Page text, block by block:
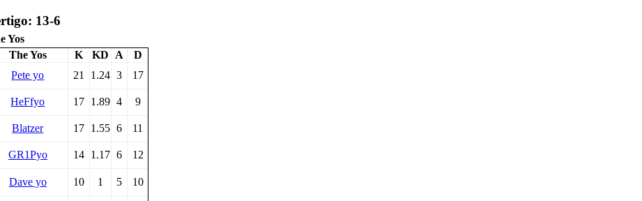
13-6
Yos
The Yos
K KD A
D
Pete yo
21 1.24 3 17
HeFfyo 17 1.89 4 9
Blatzer 17 1.55 6 11
GR1Pyo 14 1.17 6 12
Dave yo 10 1 5 10